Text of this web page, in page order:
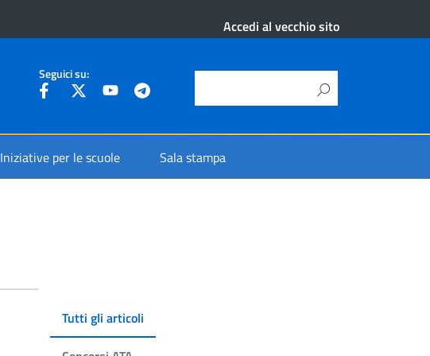
Accedi al vecchio sito
Seguici su:
Iniziative per le scuole Sala stampa
Tutti gli articoli